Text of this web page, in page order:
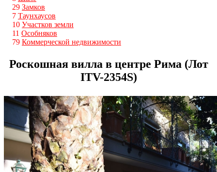
29 Замков
7 Таунхаусов
10 Участков земли
11 Особняков
79 Коммерческой недвижимости
Роскошная вилла в центре Рима (Лот
ITV-2354S)